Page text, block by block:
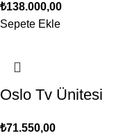
₺138.000,00
Sepete Ekle
Oslo Tv Ünitesi
₺71.550,00